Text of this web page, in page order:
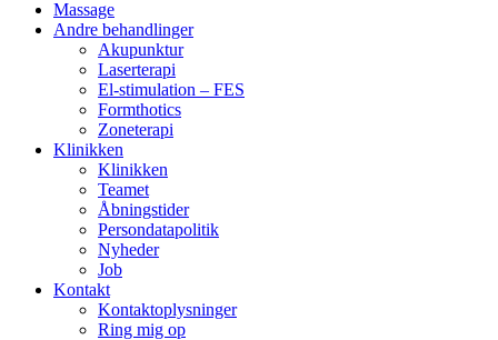
Massage
Andre behandlinger
Akupunktur
Laserterapi
El-stimulation – FES
Formthotics
Zoneterapi
Klinikken
Klinikken
Teamet
Åbningstider
Persondatapolitik
Nyheder
Job
Kontakt
Kontaktoplysninger
Ring mig op